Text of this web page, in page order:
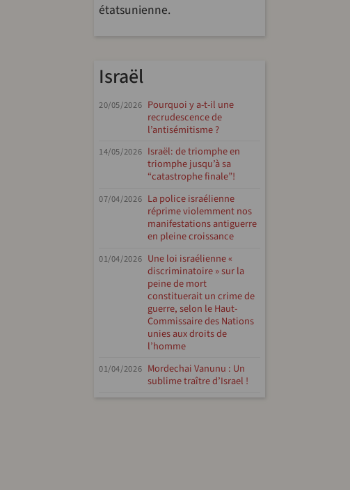
étatsunienne.
Israël
20/05/2026 Pourquoi y a-t-il une
recrudescence de
l’antisémitisme ?
14/05/2026 Israël: de triomphe en
triomphe jusqu’à sa
“catastrophe finale”!
07/04/2026 La police israélienne
réprime violemment nos
manifestations antiguerre
en pleine croissance
01/04/2026 Une loi israélienne «
discriminatoire » sur la
peine de mort
constituerait un crime de
guerre, selon le Haut-
Commissaire des Nations
unies aux droits de
l’homme
01/04/2026 Mordechai Vanunu : Un
sublime traître d’Israel !